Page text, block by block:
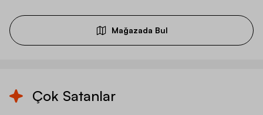
Mağazada Bul
Çok Satanlar